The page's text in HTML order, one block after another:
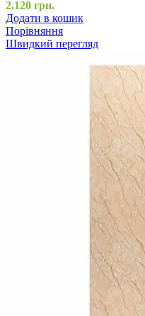
2,120 грн.
Додати в кошик
Порівняння
Швидкий перегляд